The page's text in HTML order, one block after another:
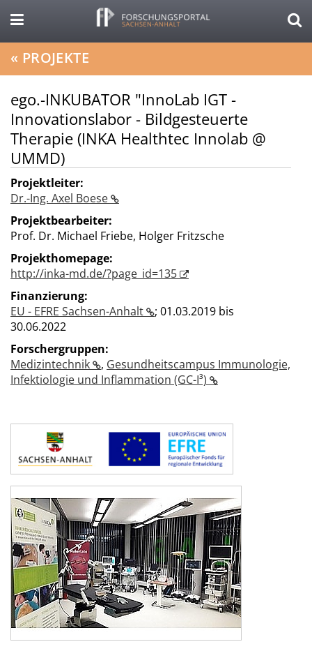
« PROJEKTE
ego.-INKUBATOR "InnoLab IGT -
Innovationslabor - Bildgesteuerte
Therapie (INKA Healthtec Innolab @
UMMD)
Projektleiter:
Dr.-Ing. Axel Boese
Projektbearbeiter:
Prof. Dr. Michael Friebe, Holger Fritzsche
Projekthomepage:
http://inka-md.de/?page_id=135
Finanzierung:
EU - EFRE Sachsen-Anhalt
; 01.03.2019 bis
30.06.2022
Forschergruppen:
Medizintechnik
, Gesundheitscampus Immunologie,
Infektiologie und Inflammation (GC-I³)